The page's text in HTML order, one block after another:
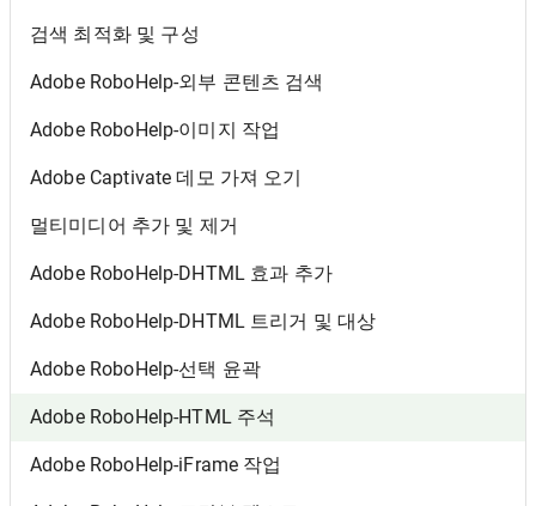
검색 최적화 및 구성
Adobe RoboHelp-외부 콘텐츠 검색
Adobe RoboHelp-이미지 작업
Adobe Captivate 데모 가져 오기
멀티미디어 추가 및 제거
Adobe RoboHelp-DHTML 효과 추가
Adobe RoboHelp-DHTML 트리거 및 대상
Adobe RoboHelp-선택 윤곽
Adobe RoboHelp-HTML 주석
Adobe RoboHelp-iFrame 작업